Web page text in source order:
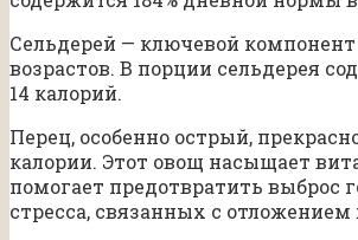
Сельдерей — ключевой
возрастов. В порции сельдерея
14 калорий.
Перец, особенно острый,
калории. Этот овощ насыщает
помогает предотвратить выброс
стресса, связанных с